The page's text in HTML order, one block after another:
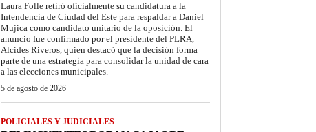
Laura Folle retiró oficialmente su candidatura a la
Intendencia de Ciudad del Este para respaldar a Daniel
Mujica como candidato unitario de la oposición. El
anuncio fue confirmado por el presidente del PLRA,
Alcides Riveros, quien destacó que la decisión forma
parte de una estrategia para consolidar la unidad de cara
a las elecciones municipales.
5 de agosto de 2026
POLICIALES Y JUDICIALES